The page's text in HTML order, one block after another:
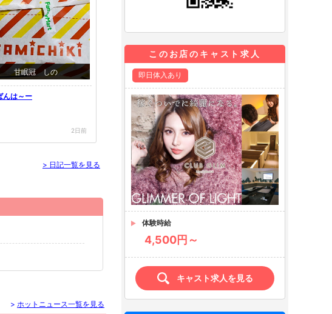
甘眠冠 しの
んは～ー
2日前
> 日記一覧を見る
> ホットニュース一覧を見る
このお店のキャスト求人
即日体入あり
体験時給
4,500円～
キャスト求人を見る